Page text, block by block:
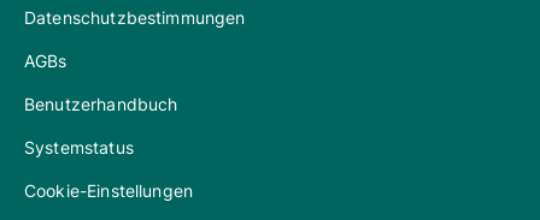
Datenschutzbestimmungen
AGBs
Benutzerhandbuch
Systemstatus
Cookie-Einstellungen